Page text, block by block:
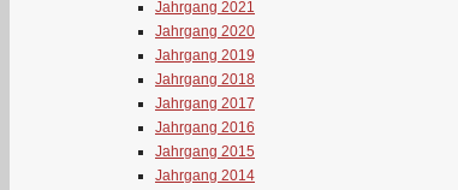
Jahrgang 2021
Jahrgang 2020
Jahrgang 2019
Jahrgang 2018
Jahrgang 2017
Jahrgang 2016
Jahrgang 2015
Jahrgang 2014